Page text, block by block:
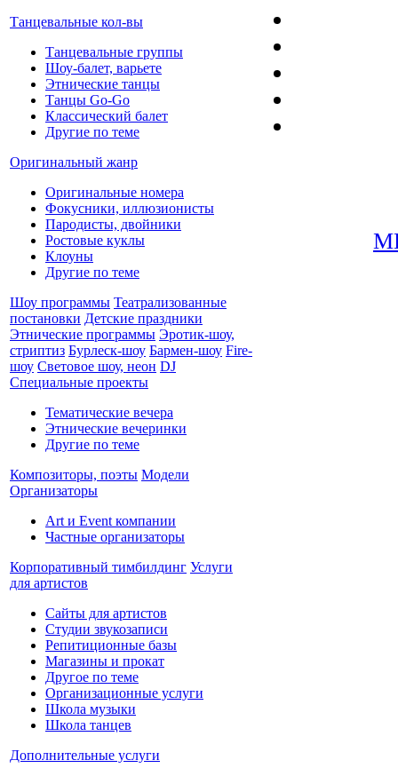
Танцевальные кол-вы
Танцевальные группы
Шоу-балет, варьете
Этнические танцы
Танцы Go-Go
Классический балет
Другие по теме
Оригинальный жанр
Оригинальные номера
Фокусники, иллюзионисты
Пародисты, двойники
Ростовые куклы
Клоуны
Другие по теме
Шоу программы Театрализованные
постановки Детские праздники
Этнические программы Эротик-шоу,
стриптиз Бурлеск-шоу Бармен-шоу Fire-
шоу Световое шоу, неон DJ
Специальные проекты
Тематические вечера
Этнические вечеринки
Другие по теме
Композиторы, поэты Модели
Организаторы
Art и Event компании
Частные организаторы
Корпоративный тимбилдинг Услуги
для артистов
Сайты для артистов
Студии звукозаписи
Репитиционные базы
Магазины и прокат
Другое по теме
Организационные услуги
Школа музыки
Школа танцев
Дополнительные услуги